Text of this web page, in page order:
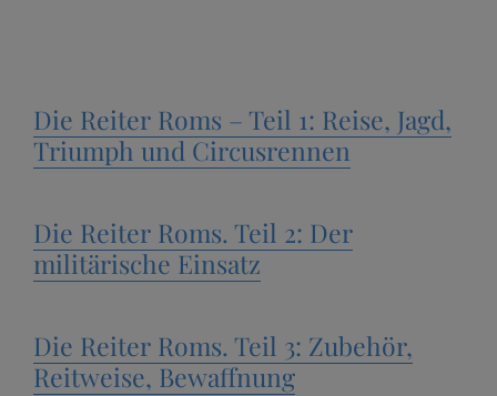
Die Reiter Roms – Teil 1: Reise, Jagd,
Triumph und Circusrennen
Die Reiter Roms. Teil 2: Der
militärische Einsatz
Die Reiter Roms. Teil 3: Zubehör,
Reitweise, Bewaffnung